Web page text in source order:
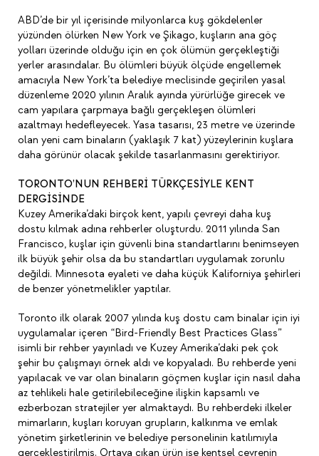
ABD’de bir yıl içerisinde milyonlarca kuş gökdelenler
yüzünden ölürken New York ve Şikago, kuşların ana göç
yolları üzerinde olduğu için en çok ölümün gerçekleştiği
yerler arasındalar. Bu ölümleri büyük ölçüde engellemek
amacıyla New York’ta belediye meclisinde geçirilen yasal
düzenleme 2020 yılının Aralık ayında yürürlüğe girecek ve
cam yapılara çarpmaya bağlı gerçekleşen ölümleri
azaltmayı hedefleyecek. Yasa tasarısı, 23 metre ve üzerinde
olan yeni cam binaların (yaklaşık 7 kat) yüzeylerinin kuşlara
daha görünür olacak şekilde tasarlanmasını gerektiriyor.
TORONTO’NUN REHBERİ TÜRKÇESİYLE KENT
DERGİSİNDE
Kuzey Amerika’daki birçok kent, yapılı çevreyi daha kuş
dostu kılmak adına rehberler oluşturdu. 2011 yılında San
Francisco, kuşlar için güvenli bina standartlarını benimseyen
ilk büyük şehir olsa da bu standartları uygulamak zorunlu
değildi. Minnesota eyaleti ve daha küçük Kaliforniya şehirleri
de benzer yönetmelikler yaptılar.
Toronto ilk olarak 2007 yılında kuş dostu cam binalar için iyi
uygulamalar içeren “Bird-Friendly Best Practices Glass”
isimli bir rehber yayınladı ve Kuzey Amerika’daki pek çok
şehir bu çalışmayı örnek aldı ve kopyaladı. Bu rehberde yeni
yapılacak ve var olan binaların göçmen kuşlar için nasıl daha
az tehlikeli hale getirilebileceğine ilişkin kapsamlı ve
ezberbozan stratejiler yer almaktaydı. Bu rehberdeki ilkeler
mimarların, kuşları koruyan grupların, kalkınma ve emlak
yönetim şirketlerinin ve belediye personelinin katılımıyla
gerçekleştirilmiş. Ortaya çıkan ürün ise kentsel çevrenin